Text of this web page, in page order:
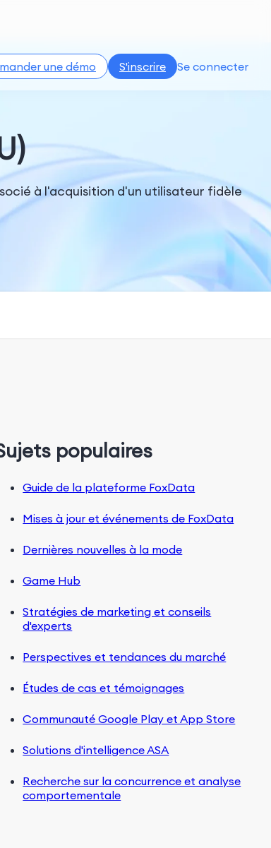
une démo S'inscrire Se connecter
à l'acquisition d'un utilisateur fidèle
populaires
Guide de la plateforme FoxData
Mises à jour et événements de FoxData
Dernières nouvelles à la mode
Game Hub
Stratégies de marketing et conseils
d'experts
Perspectives et tendances du marché
Études de cas et témoignages
Communauté Google Play et App Store
Solutions d'intelligence ASA
Recherche sur la concurrence et analyse
comportementale